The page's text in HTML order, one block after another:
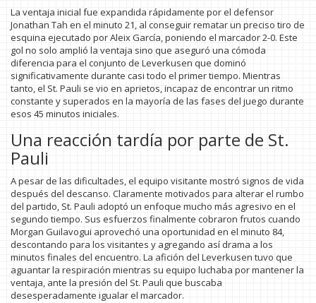
La ventaja inicial fue expandida rápidamente por el defensor
Jonathan Tah en el minuto 21, al conseguir rematar un preciso tiro de
esquina ejecutado por Aleix García, poniendo el marcador 2-0. Este
gol no solo amplió la ventaja sino que aseguró una cómoda
diferencia para el conjunto de Leverkusen que dominó
significativamente durante casi todo el primer tiempo. Mientras
tanto, el St. Pauli se vio en aprietos, incapaz de encontrar un ritmo
constante y superados en la mayoría de las fases del juego durante
esos 45 minutos iniciales.
Una reacción tardía por parte de St.
Pauli
A pesar de las dificultades, el equipo visitante mostró signos de vida
después del descanso. Claramente motivados para alterar el rumbo
del partido, St. Pauli adoptó un enfoque mucho más agresivo en el
segundo tiempo. Sus esfuerzos finalmente cobraron frutos cuando
Morgan Guilavogui aprovechó una oportunidad en el minuto 84,
descontando para los visitantes y agregando así drama a los
minutos finales del encuentro. La afición del Leverkusen tuvo que
aguantar la respiración mientras su equipo luchaba por mantener la
ventaja, ante la presión del St. Pauli que buscaba
desesperadamente igualar el marcador.